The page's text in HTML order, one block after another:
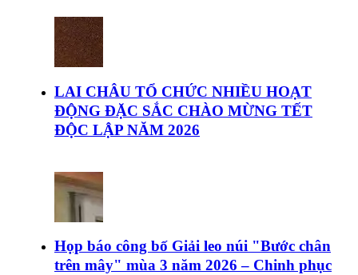
LAI CHÂU TỔ CHỨC NHIỀU HOẠT
ĐỘNG ĐẶC SẮC CHÀO MỪNG TẾT
ĐỘC LẬP NĂM 2026
Họp báo công bố Giải leo núi "Bước chân
trên mây" mùa 3 năm 2026 – Chinh phục